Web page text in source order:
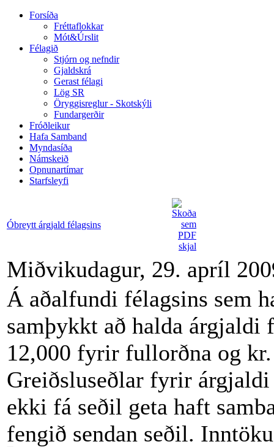
Forsíða
Fréttaflokkar
Mót&Úrslit
Félagið
Stjórn og nefndir
Gjaldskrá
Gerast félagi
Lög SR
Öryggisreglur - Skotskýli
Fundargerðir
Fróðleikur
Hafa Samband
Myndasíða
Námskeið
Opnunartímar
Starfsleyfi
Óbreytt árgjald félagsins
Miðvikudagur, 29. apríl
Á aðalfundi félagsins sem
samþykkt að halda
12,000 fyrir fullorðna og
Greiðsluseðlar fyrir
ekki fá seðil geta haft
fengið sendan seðil.